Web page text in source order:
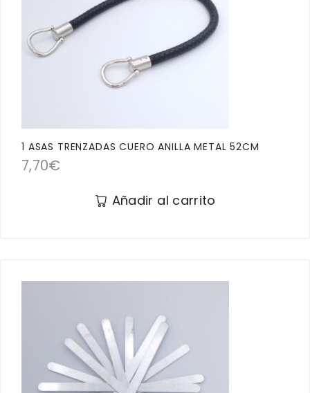
1 ASAS TRENZADAS CUERO ANILLA METAL 52CM
7,70€
Añadir al carrito